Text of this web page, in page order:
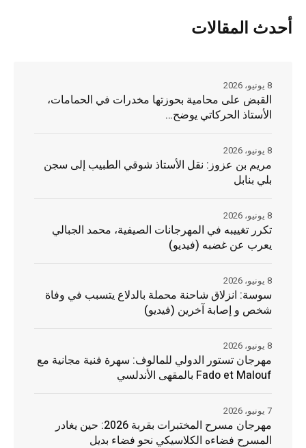
أحدث المقالات
القبض على محامية بحوزتها مخدرات في الحمامات،
الأستاذ الحركاتي يوضح…
8 يونيو، 2026
مريم بن عزوز: نقل الأستاذ شوقي الطبيب إلى سجن
بلي بنابل
8 يونيو، 2026
تكرر تغييبه في المهرجانات الصيفية، محمد الجبالي
يعرب عن غضبه (فيديو)
8 يونيو، 2026
سوسة: انزلاق شاحنة محملة بالدلاع يتسبب في وفاة
شخص و إصابة آخرين (فيديو)
8 يونيو، 2026
مهرجان تستور الدولي للمالوف: سهرة فنية مجانية مع
Fado et Malouf بالمقهى الأندلسي
8 يونيو، 2026
مهرجان مسرح المختبرات بقربة 2026: حين يغادر
المسرح فضاءه الكلاسيكي نحو فضاء بديل
7 يونيو، 2026